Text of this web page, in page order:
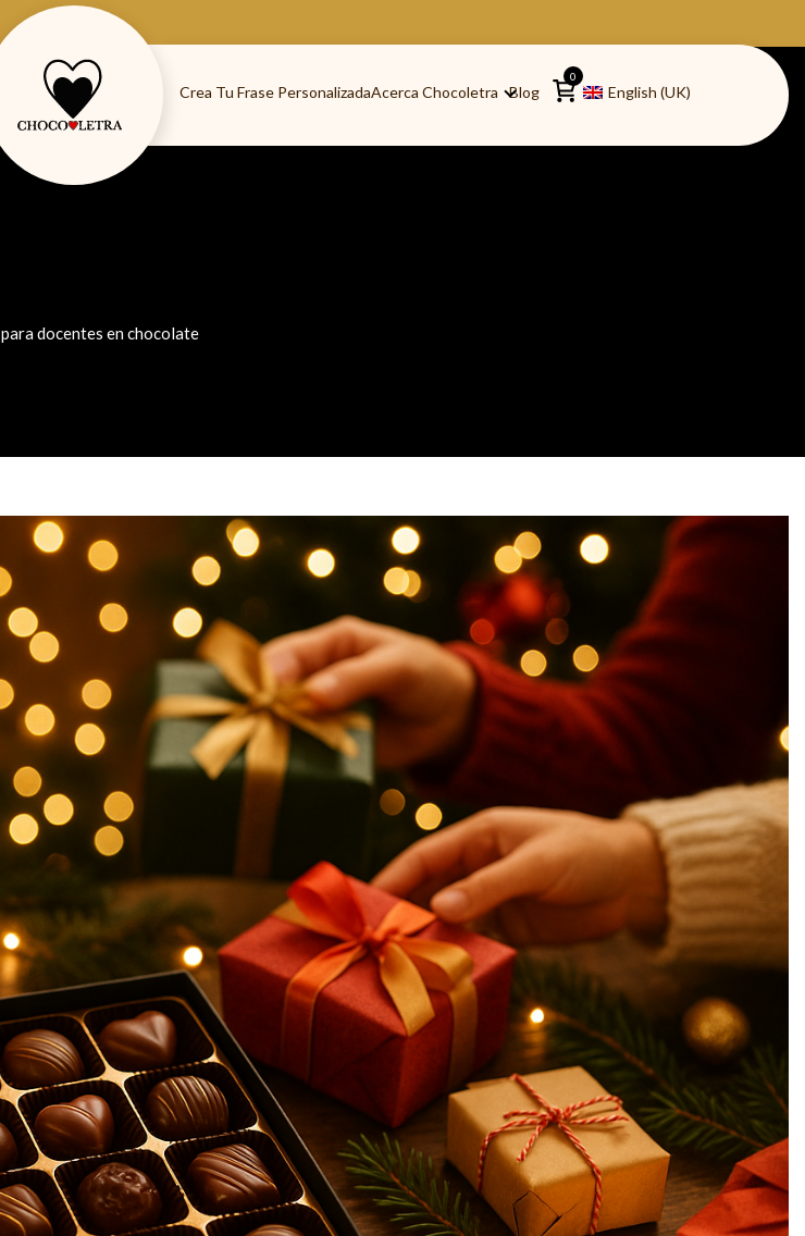
Crea Tu Frase PersonalizadaAcerca Chocoletra Blog
0
English (UK)
docentes en chocolate